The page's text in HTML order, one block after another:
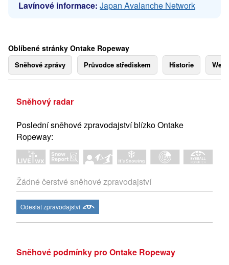
Lavínové informace: Japan Avalanche Network
Oblíbené stránky Ontake Ropeway
Sněhové zprávy Průvodce střediskem Historie
Sněhový radar
Poslední sněhové zpravodajství blízko Ontake
Ropeway:
Žádné čerstvé sněhové zpravodajství
Odeslat zpravodajství
Sněhové podmínky pro Ontake Ropeway